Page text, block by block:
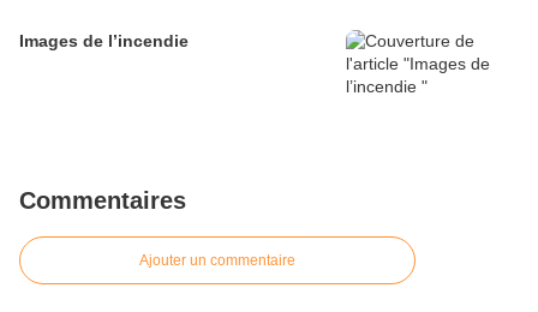
Images de l’incendie
Commentaires
Ajouter un commentaire